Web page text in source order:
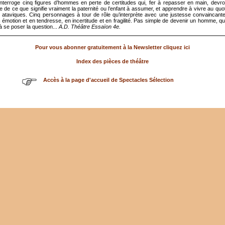
cinq figures d’hommes en perte de certitudes qui, fer à repasser en main,
de ce que signifie vraiment la paternité ou l’enfant à assumer, et apprendre à vivre au
ataviques. Cinq personnages à tour de rôle qu’interprète avec une justesse
émotion et en tendresse, en incertitude et en fragilité. Pas simple de devenir un homme,
se poser la question... A.D. Théâtre Essaïon 4e.
Pour vous abonner gratuitement à la Newsletter cliquez ici
Index des pièces de théâtre
Accès à la page d'accueil de Spectacles Sélection